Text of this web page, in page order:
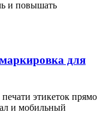
и повышать
для
этикеток прямо
и мобильный